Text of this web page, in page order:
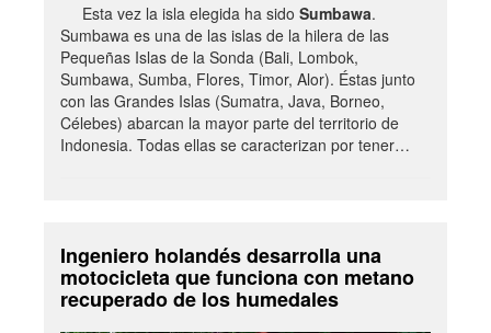
Esta vez la isla elegida ha sido Sumbawa.
Sumbawa es una de las islas de la hilera de las
Pequeñas Islas de la Sonda (Bali, Lombok,
Sumbawa, Sumba, Flores, Timor, Alor). Éstas junto
con las Grandes Islas (Sumatra, Java, Borneo,
Célebes) abarcan la mayor parte del territorio de
Indonesia. Todas ellas se caracterizan por tener…
Ingeniero holandés desarrolla una
motocicleta que funciona con metano
recuperado de los humedales